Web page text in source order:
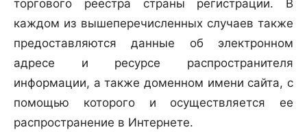
торгового реестра страны регистрации. В
каждом из вышеперечисленных случаев также
предоставляются данные об электронном
адресе и ресурсе распространителя
информации, а также доменном имени сайта, с
помощью которого и осуществляется ее
распространение в Интернете.